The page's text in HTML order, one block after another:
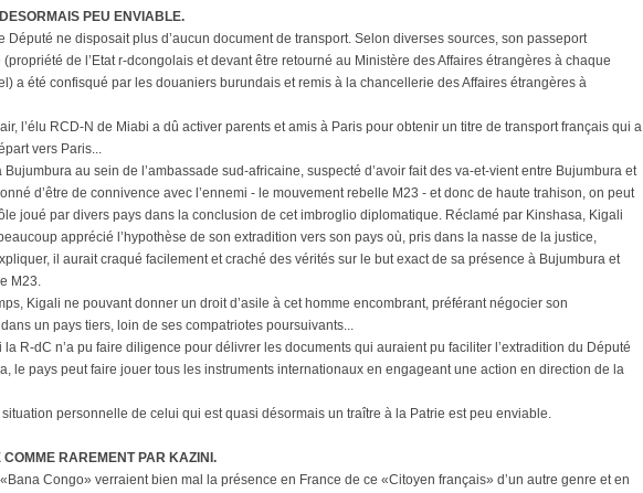
PEU ENVIABLE.
Député ne disposait plus d’aucun document de transport. Selon diverses sources, son passeport
de l’Etat r-dcongolais et devant être retourné au Ministère des Affaires étrangères à chaque
a été confisqué par les douaniers burundais et remis à la chancellerie des Affaires étrangères à
l’élu RCD-N de Miabi a dû activer parents et amis à Paris pour obtenir un titre de transport français qui a
vers Paris...
Bujumbura au sein de l’ambassade sud-africaine, suspecté d’avoir fait des va-et-vient entre Bujumbura et
d’être de connivence avec l’ennemi - le mouvement rebelle M23 - et donc de haute trahison, on peut
joué par divers pays dans la conclusion de cet imbroglio diplomatique. Réclamé par Kinshasa, Kigali
apprécié l’hypothèse de son extradition vers son pays où, pris dans la nasse de la justice,
il aurait craqué facilement et craché des vérités sur le but exact de sa présence à Bujumbura et
M23.
Kigali ne pouvant donner un droit d’asile à cet homme encombrant, préférant négocier son
un pays tiers, loin de ses compatriotes poursuivants...
la R-dC n’a pu faire diligence pour délivrer les documents qui auraient pu faciliter l’extradition du Député
le pays peut faire jouer tous les instruments internationaux en engageant une action en direction de la
situation personnelle de celui qui est quasi désormais un traître à la Patrie est peu enviable.
COMME RAREMENT PAR KAZINI.
Congo» verraient bien mal la présence en France de ce «Citoyen français» d’un autre genre et en